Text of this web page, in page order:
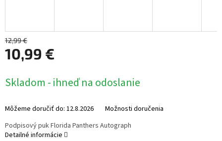
12,99 €
10,99 €
cena:
Skladom - ihneď na odoslanie
Môžeme doručiť do: 12.8.2026 Možnosti doručenia
Podpisový puk Florida Panthers Autograph
Detailné informácie